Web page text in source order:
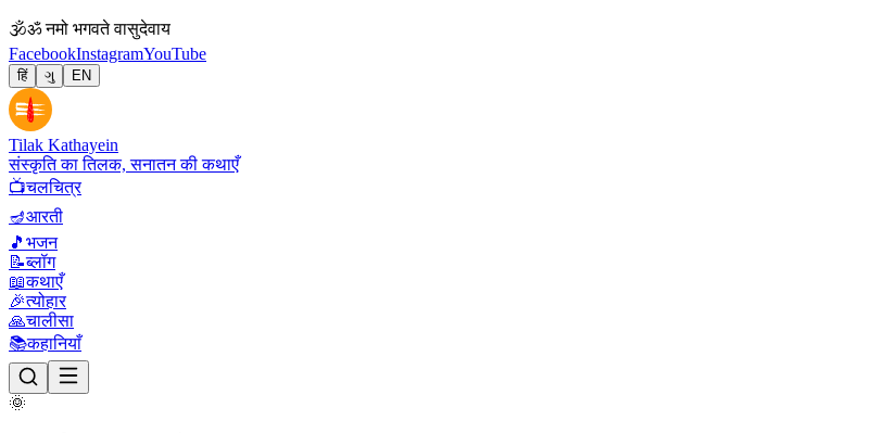
🕉ॐ नमो भगवते वासुदेवाय
FacebookInstagramYouTube
हिं ગુ EN
Tilak Kathayein
संस्कृति का तिलक, सनातन की कथाएँ
📺चलचित्र
🪔आरती
🎵 भजन
📝ब्लॉग
📖कथाएँ
🎉त्योहार
🙏चालीसा
📚कहानियाँ
🌞